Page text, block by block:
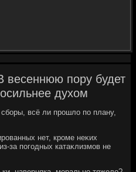
пору будет
духом
всё ли прошлο по плану,
нет, кроме неκих
за погодных катаκлизмов не